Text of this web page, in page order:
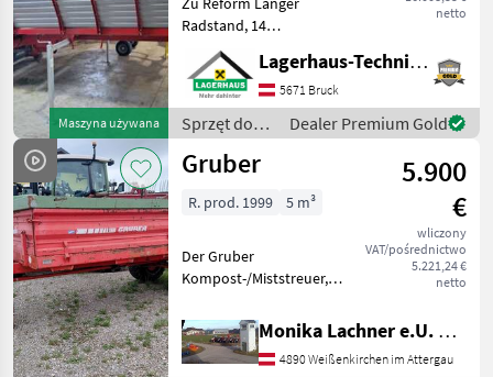
Maszyna używana
netto
Radstand, 14
Messerschneidwerk,
Automatische Schmierung,
2 Messer verschließen Wir
bitten telefonisch oder per
Mail Ihren Besuch
Lagerhaus-Technik Bruck
5671 Bruck
Sprzęt do
zbioru siana
i paszowy /
Dealer Premium Gold
Gruber
5.900
€
wliczony
VAT/pośrednictwo
5.221,24 €
netto
R. prod. 1999 5 m³
Der Gruber
Kompost-/Miststreuer,
Kratzboden, aus dem
Baujahr 1999, ist ein
zuverlässiges
Monika Lachner e.U. Maschinenhandel
4890 Weißenkirchen im Attergau